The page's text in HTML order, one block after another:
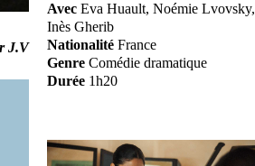
J.V
Avec Eva Huault, Noémie Lvovsky,
Inès Gherib
NationalitéFrance
Genre Comédie dramatique
Durée 1h20